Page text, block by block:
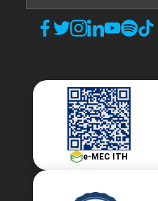
Integração entre
Logísticae-MEC ITH